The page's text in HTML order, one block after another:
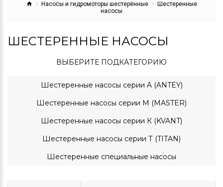
Насосы и гидромоторы шестерённые
Шестеренные
насосы
ШЕСТЕРЕННЫЕ НАСОСЫ
ВЫБЕРИТЕ ПОДКАТЕГОРИЮ
Шестеренные насосы серии A (ANTEY)
Шестеренные насосы серии M (MASTER)
Шестеренные насосы серии К (KVANT)
Шестеренные насосы серии Т (TITAN)
Шестеренные специальные насосы